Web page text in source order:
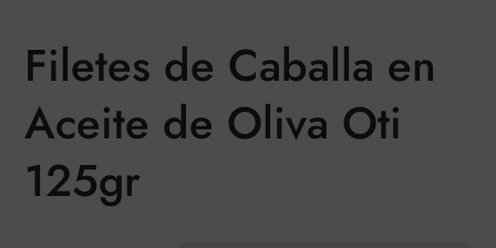
Filetes de Caballa en
Aceite de Oliva Oti
125gr